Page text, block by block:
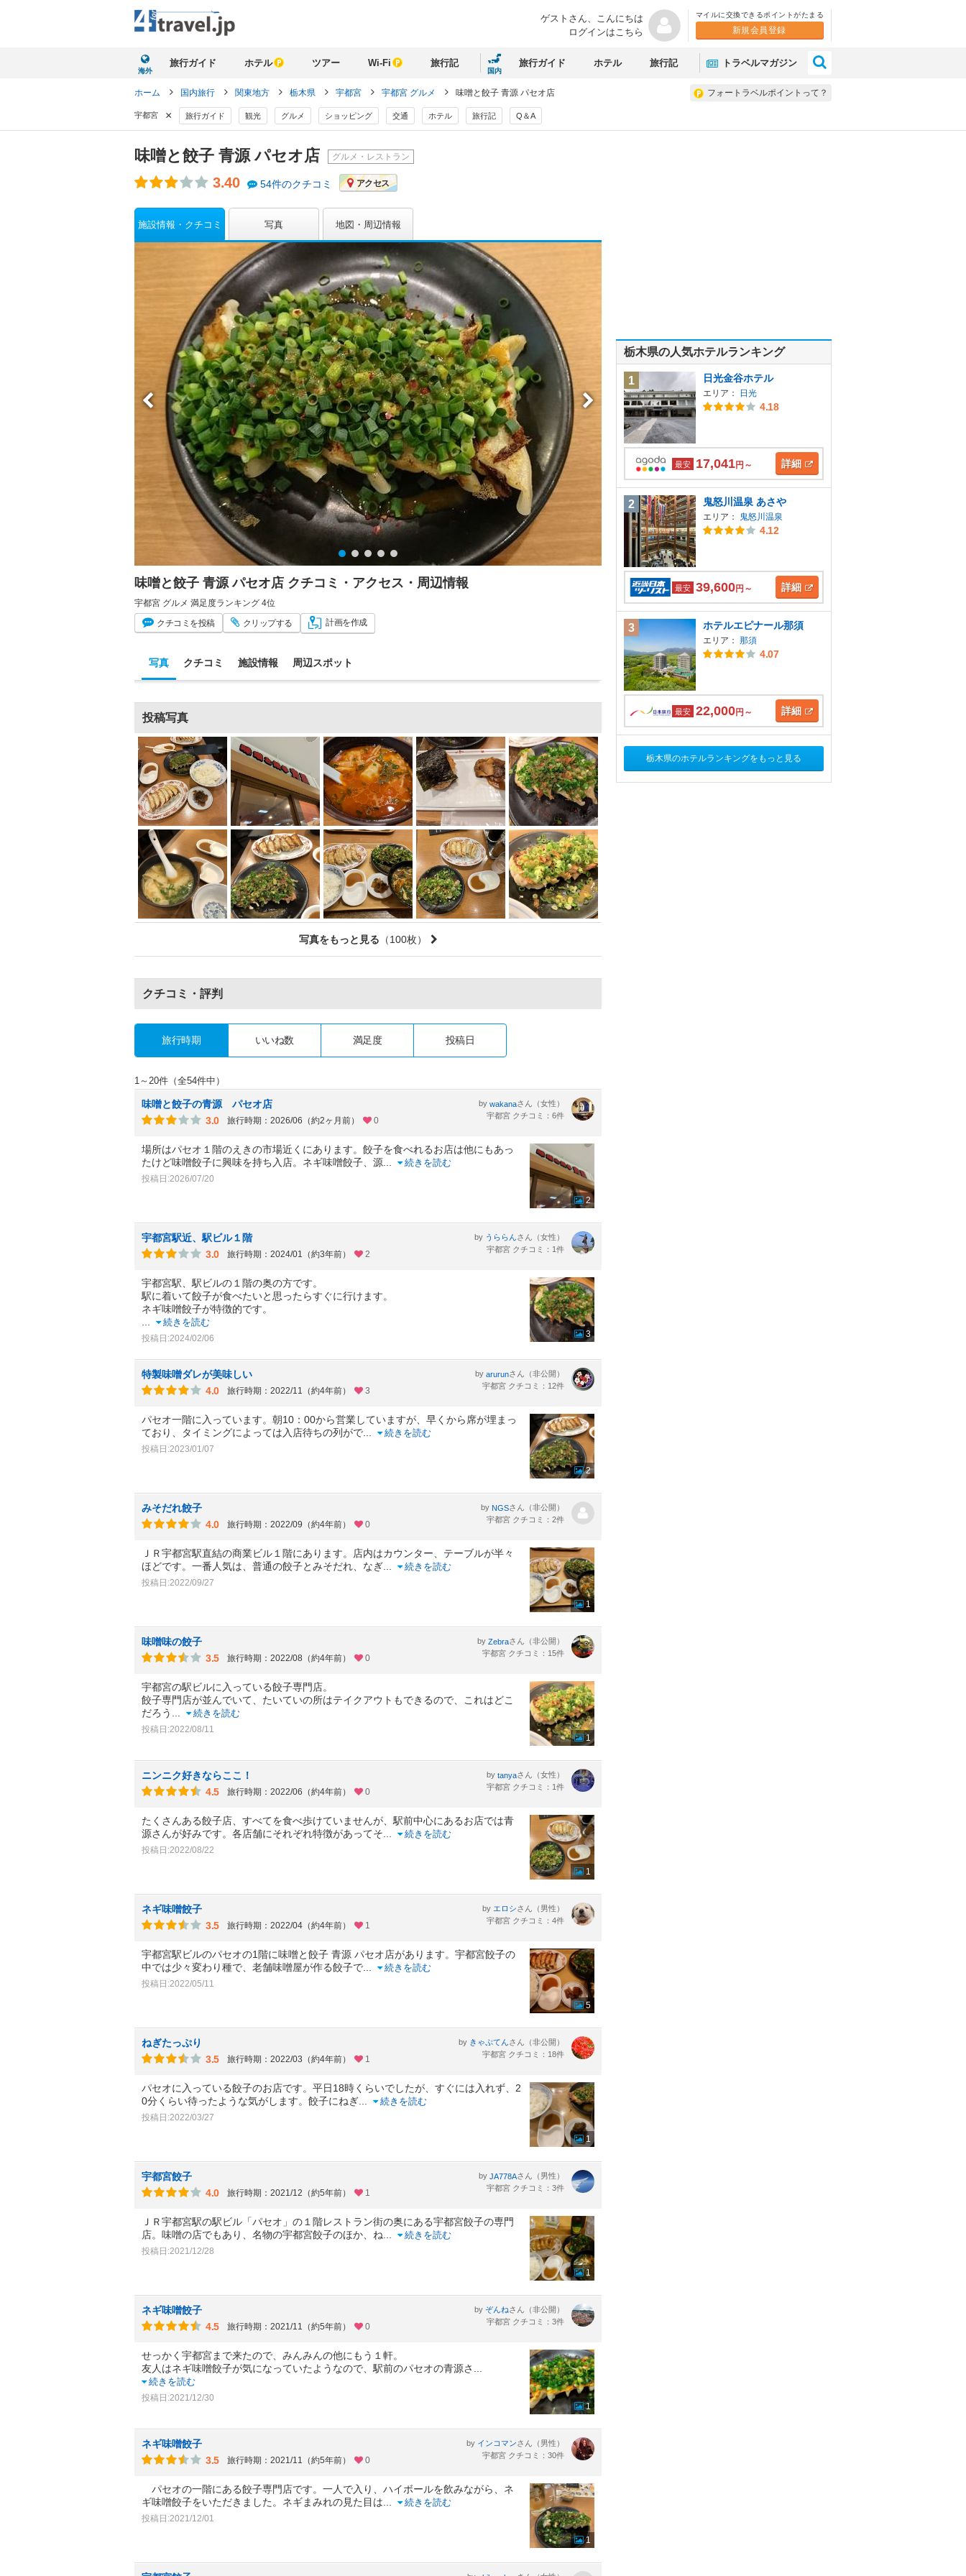
ゲストさん、 こんにちは
ログインはこちら
マイルに交換できるポイントがたまる
新規会員登録
海外
旅行ガイド ホテル ツアー Wi-Fi 旅行記
国内
旅行ガイド ホテル 旅行記 トラベルマガジン
フォートラベルポイントって？
ホーム 国内旅行 関東地方 栃木県 宇都宮 宇都宮 グルメ 味噌と餃子 青源 パセオ店
宇都宮 × 旅行ガイド 観光 グルメ ショッピング 交通 ホテル 旅行記 Q＆A
味噌と餃子 青源 パセオ店 グルメ・レストラン
3.40 54件のクチコミ アクセス
施設情報・クチコミ 写真 地図・周辺情報
味噌と餃子 青源 パセオ店 クチコミ・アクセス・周辺情報
宇都宮 グルメ 満足度ランキング 4位
クチコミ を投稿 クリップする 計画を作成
写真 クチコミ 施設情報 周辺スポット
投稿写真
写真をもっと見る （100枚）
クチコミ・評判
旅行時期 いいね数 満足度 投稿日
1～20件（全54件中）
味噌と餃子の青源 パセオ店
3.0
旅行時期：2026/06（約2ヶ月前） 0
by wakanaさん（女性）
宇都宮 クチコミ：6件
場所はパセオ１階のえきの市場近くにあります。餃子を食べれるお店は他にもあっ
たけど味噌餃子に興味を持ち入店。ネギ味噌餃子、源
続きを読む
投稿日:2026/07/20
2
宇都宮駅近、駅ビル１階
3.0
旅行時期：2024/01（約3年前） 2
by うららんさん（女性）
宇都宮 クチコミ：1件
宇都宮駅、駅ビルの１階の奥の方です。
駅に着いて餃子が食べたいと思ったらすぐに行けます。
ネギ味噌餃子が特徴的です。
続きを読む
投稿日:2024/02/06 3
特製味噌ダレが美味しい
4.0
旅行時期：2022/11（約4年前） 3
by arurunさん（非公開）
宇都宮 クチコミ：12件
パセオ一階に入っています。朝10：00から営業していますが、早くから席が埋まっ
ており、タイミングによっては入店待ちの列がで
続きを読む
投稿日:2023/01/07
2
みそだれ餃子
4.0
旅行時期：2022/09（約4年前） 0
by NGSさん（非公開）
宇都宮 クチコミ：2件
ＪＲ宇都宮駅直結の商業ビル１階にあります。店内はカウンター、テーブルが半々
ほどです。一番人気は、普通の餃子とみそだれ、なぎ
続きを読む
投稿日:2022/09/27
1
味噌味の餃子
3.5
旅行時期：2022/08（約4年前） 0
by Zebraさん（非公開）
宇都宮 クチコミ：15件
宇都宮の駅ビルに入っている餃子専門店。
餃子専門店が並んでいて、たいていの所はテイクアウトもできるので、これはどこ
だろう
続きを読む
投稿日:2022/08/11
1
ニンニク好きならここ！
4.5
旅行時期：2022/06（約4年前） 0
by tanyaさん（女性）
宇都宮 クチコミ：1件
たくさんある餃子店、すべてを食べ歩けていませんが、駅前中心にあるお店では青
源さんが好みです。各店舗にそれぞれ特徴があってそ
続きを読む
投稿日:2022/08/22
1
ネギ味噌餃子
3.5
旅行時期：2022/04（約4年前） 1
by エロシさん（男性）
宇都宮 クチコミ：4件
宇都宮駅ビルのパセオの1階に味噌と餃子 青源 パセオ店があります。宇都宮餃子の
中では少々変わり種で、老舗味噌屋が作る餃子で
続きを読む
投稿日:2022/05/11
5
ねぎたっぷり
3.5
旅行時期：2022/03（約4年前） 1
by きゃぷてんさん（非公開）
宇都宮 クチコミ：18件
パセオに入っている餃子のお店です。平日18時くらいでしたが、すぐには入れず、2
0分くらい待ったような気がします。餃子にねぎ
続きを読む
投稿日:2022/03/27
1
宇都宮餃子
4.0
旅行時期：2021/12（約5年前） 1
by JA778Aさん（男性）
宇都宮 クチコミ：3件
ＪＲ宇都宮駅の駅ビル「パセオ」の１階レストラン街の奥にある宇都宮餃子の専門
店。味噌の店でもあり、名物の宇都宮餃子のほか、ね
続きを読む
投稿日:2021/12/28
1
ネギ味噌餃子
4.5
旅行時期：2021/11（約5年前） 0
by ぞんねさん（非公開）
宇都宮 クチコミ：3件
せっかく宇都宮まで来たので、みんみんの他にもう１軒。
友人はネギ味噌餃子が気になっていたようなので、駅前のパセオの青源さ
続きを読む
投稿日:2021/12/30
1
ネギ味噌餃子
3.5
旅行時期：2021/11（約5年前） 0
by インコマンさん（男性）
宇都宮 クチコミ：30件
パセオの一階にある餃子専門店です。一人で入り、ハイボールを飲みながら、ネ
ギ味噌餃子をいただきました。ネギまみれの見た目は
続きを読む
投稿日:2021/12/01
1
栃木県の人気ホテルランキング
1 日光金谷ホテル
エリア： 日光
4.18
最安 17,041円～ 詳細
2 鬼怒川温泉 あさや
エリア： 鬼怒川温泉
4.12
最安 39,600円～ 詳細
3 ホテルエピナール那須
エリア： 那須
4.07
最安 22,000円～ 詳細
栃木県のホテルランキングをもっと見る